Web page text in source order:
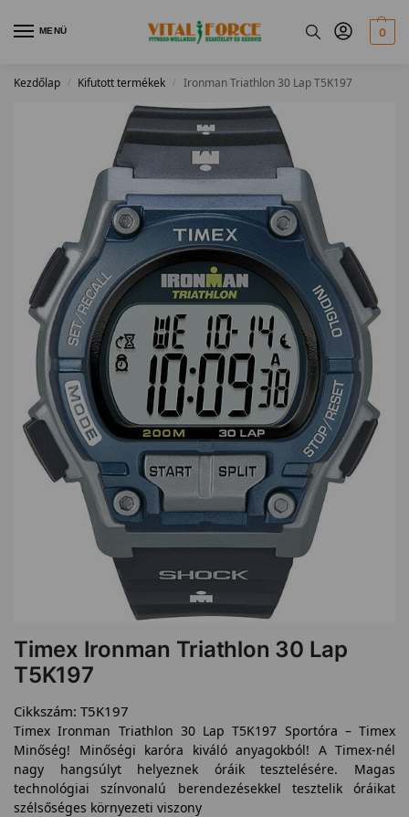
MENÜ 0
Kezdőlap / Kifutott termékek / Ironman Triathlon 30 Lap T5K197
Timex Ironman Triathlon 30 Lap
T5K197
Cikkszám: T5K197
Timex Ironman Triathlon 30 Lap T5K197 Sportóra – Timex
Minőség! Minőségi karóra kiváló anyagokból! A Timex-nél
nagy hangsúlyt helyeznek óráik tesztelésére. Magas
technológiai színvonalú berendezésekkel tesztelik óráikat
szélsőséges környezeti viszony